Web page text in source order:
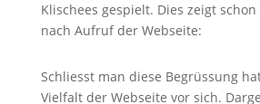
Klischees gespielt. Dies zeigt
nach Aufruf der Webseite:
Schliesst man diese Begrüssung
Vielfalt der Webseite vor sich.